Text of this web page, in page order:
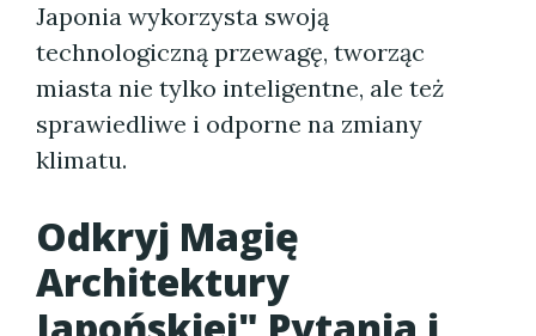
Japonia wykorzysta swoją
technologiczną przewagę, tworząc
miasta nie tylko inteligentne, ale też
sprawiedliwe i odporne na zmiany
klimatu.
Odkryj Magię
Architektury